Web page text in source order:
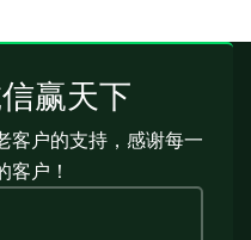
赢天下
客户的支持，感谢每一
客户！